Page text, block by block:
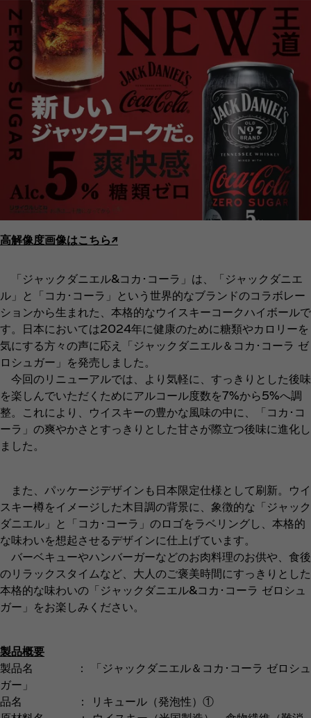
高解像度画像はこちら↗︎
「ジャックダニエル&コカ･コーラ」は、「ジャックダニエ
ル」と「コカ･コーラ」という世界的なブランドのコラボレー
ションから生まれた、本格的なウイスキーコークハイボールで
す。日本においては2024年に健康のために糖類やカロリーを
気にする方々の声に応え「ジャックダニエル＆コカ･コーラ ゼ
ロシュガー」を発売しました。
今回のリニューアルでは、より気軽に、すっきりとした後味
を楽しんでいただくためにアルコール度数を7%から5%へ調
整。これにより、ウイスキーの豊かな風味の中に、「コカ･コ
ーラ」の爽やかさとすっきりとした甘さが際立つ後味に進化し
ました。
また、パッケージデザインも日本限定仕様として刷新。ウイ
スキー樽をイメージした木目調の背景に、象徴的な「ジャック
ダニエル」と「コカ･コーラ」のロゴをラベリングし、本格的
な味わいを想起させるデザインに仕上げています。
バーベキューやハンバーガーなどのお肉料理のお供や、食後
のリラックスタイムなど、大人のご褒美時間にすっきりとした
本格的な味わいの「ジャックダニエル&コカ･コーラ ゼロシュ
ガー」をお楽しみください。
製品概要
製品名 ： 「ジャックダニエル＆コカ･コーラ ゼロシュ
ガー」
品名 ： リキュール（発泡性）①